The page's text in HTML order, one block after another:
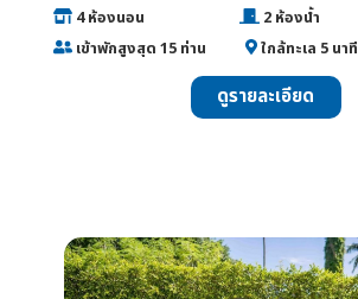
4 ห้องนอน ________________
2 ห้องน้ำ
เข้าพักสูงสุด 15 ท่าน ______ ใกล้ทะเล 5 นาที
ดูรายละเอียด